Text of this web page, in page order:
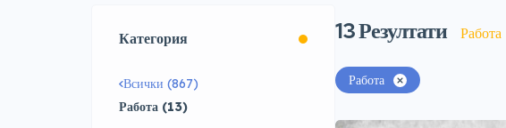
Категория
Всички (867)
Работа (13)
13Резултати Работа
Работа